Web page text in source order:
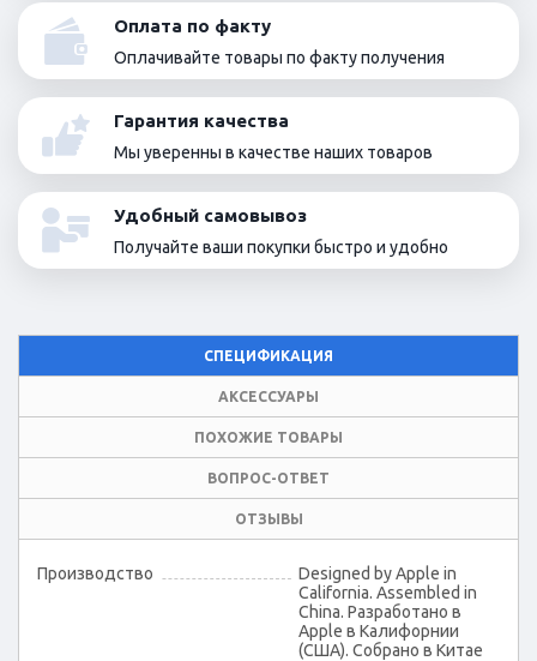
Оплата по факту
Оплачивайте товары по факту получения
Гарантия качества
Мы уверенны в качестве наших товаров
Удобный самовывоз
Получайте ваши покупки быстро и удобно
СПЕЦИФИКАЦИЯ
АКСЕССУАРЫ
ПОХОЖИЕ ТОВАРЫ
ВОПРОС-ОТВЕТ
ОТЗЫВЫ
Производство
Designed by Apple in
California. Assembled in
China. Разработано в
Apple в Калифорнии
(США). Собрано в Китае